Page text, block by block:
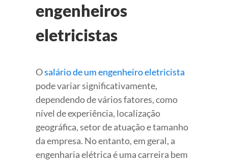
engenheiros
eletricistas
Osalário de um engenheiro eletricista
pode variar significativamente,
dependendo de vários fatores, como
nível de experiência, localização
geográfica, setor de atuação e tamanho
da empresa. No entanto, em geral, a
engenharia elétrica é uma carreira bem